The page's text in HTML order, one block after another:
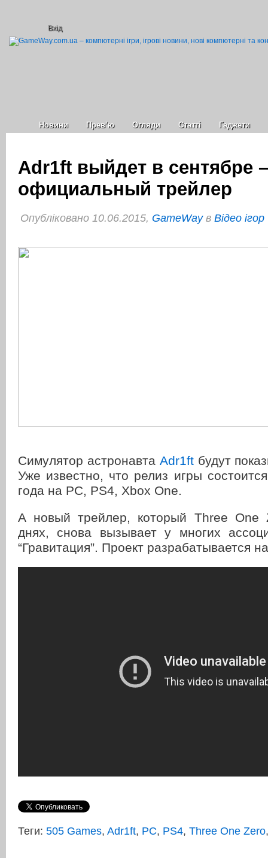
Вхід
Новини Прев’ю Огляди Статті Гаджети
Adr1ft выйдет в сентябре –
официальный трейлер
Опубліковано 10.06.2015, GameWayв Відео ігор
Симулятор астронавта Adr1ftбудут
Уже известно, что релиз игры
года на PC, PS4, Xbox One.
А новый трейлер, который Three One
днях, снова вызывает у многих
“Гравитация”. Проект разрабатывается
Теги: 505 Games, Adr1ft, PC, PS4, Three One Zero